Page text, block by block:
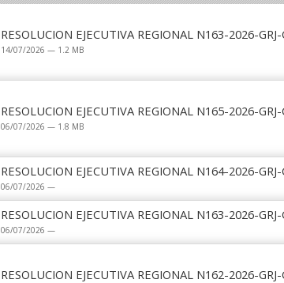
RESOLUCION EJECUTIVA REGIONAL N163-2026-GRJ-
14/07/2026 — 1.2 MB
RESOLUCION EJECUTIVA REGIONAL N165-2026-GRJ-
06/07/2026 — 1.8 MB
RESOLUCION EJECUTIVA REGIONAL N164-2026-GRJ-
06/07/2026 —
RESOLUCION EJECUTIVA REGIONAL N163-2026-GRJ-
06/07/2026 —
RESOLUCION EJECUTIVA REGIONAL N162-2026-GRJ-